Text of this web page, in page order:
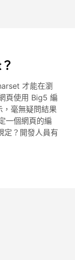
才能在瀏
頁使用 Big5 編
毫無疑問結果
一個網頁的編
定？開發人員有